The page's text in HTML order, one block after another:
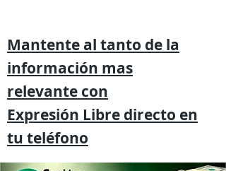
Mantente al tanto de la
información mas
relevante con
Expresión Libre directo en
tu teléfono